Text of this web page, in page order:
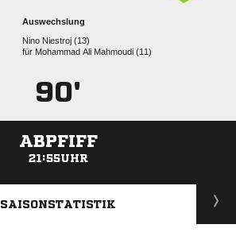
Auswechslung
  
für    
90'
ABPFIFF
21:55UHR
ANZEIGE
SAISONSTATISTIK